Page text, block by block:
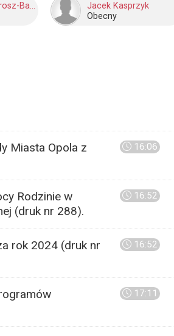
Małgorzata Jarosz-Basztabin
Jacek Kasprzyk
Obecny
16:06
Miasta Opola z
16:52
Rodzinie w
(druk nr 288).
16:52
rok 2024 (druk nr
17:11